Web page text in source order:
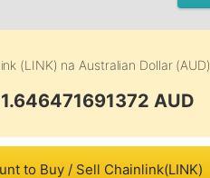
(LINK) na Australian Dollar (AUD)
AUD
to Buy / Sell Chainlink(LINK)